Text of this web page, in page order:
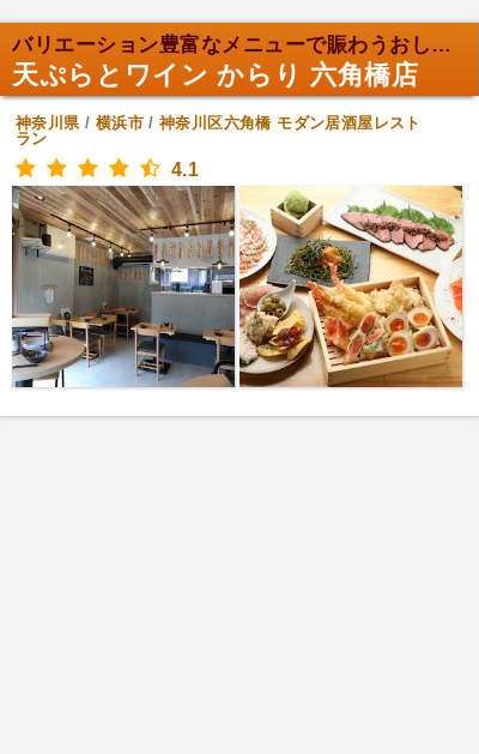
バリエーション豊富なメニューで賑わうおしゃれな飲み...
天ぷらとワイン からり 六角橋店
神奈川県/ 横浜市/神奈川区六角橋 モダン居酒屋レスト
ラン
4.1